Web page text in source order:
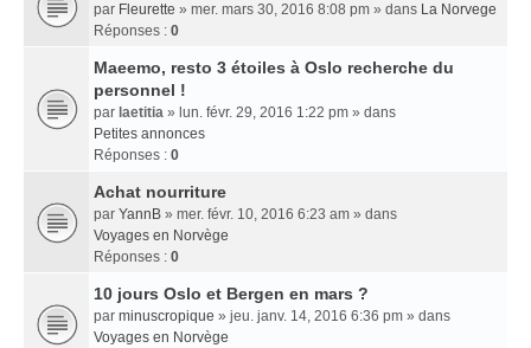
par Fleurette » mer. mars 30, 2016 8:08 pm » dans La Norvege
Réponses : 0
Maeemo, resto 3 étoiles à Oslo recherche du
personnel !
par laetitia » lun. févr. 29, 2016 1:22 pm » dans
Petites annonces
Réponses : 0
Achat nourriture
par YannB » mer. févr. 10, 2016 6:23 am » dans
Voyages en Norvège
Réponses : 0
10 jours Oslo et Bergen en mars ?
par minuscropique » jeu. janv. 14, 2016 6:36 pm » dans
Voyages en Norvège